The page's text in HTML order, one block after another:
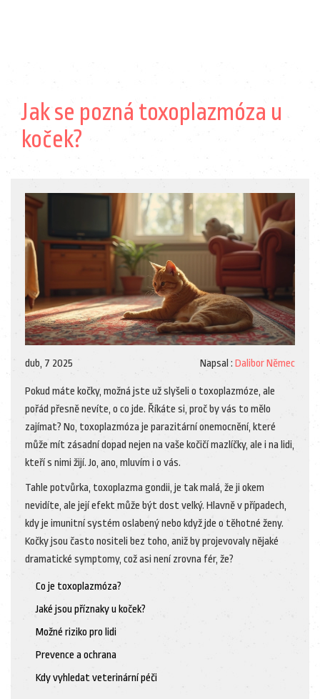
Jak se pozná toxoplazmóza u
koček?
dub, 7 2025 Napsal : Dalibor Němec
Pokud máte kočky, možná jste už slyšeli o toxoplazmóze, ale
pořád přesně nevíte, o co jde. Říkáte si, proč by vás to mělo
zajímat? No, toxoplazmóza je parazitární onemocnění, které
může mít zásadní dopad nejen na vaše kočičí mazlíčky, ale i na lidi,
kteří s nimi žijí. Jo, ano, mluvím i o vás.
Tahle potvůrka, toxoplazma gondii, je tak malá, že ji okem
nevidíte, ale její efekt může být dost velký. Hlavně v případech,
kdy je imunitní systém oslabený nebo když jde o těhotné ženy.
Kočky jsou často nositeli bez toho, aniž by projevovaly nějaké
dramatické symptomy, což asi není zrovna fér, že?
Co je toxoplazmóza?
Jaké jsou příznaky u koček?
Možné riziko pro lidi
Prevence a ochrana
Kdy vyhledat veterinární péči